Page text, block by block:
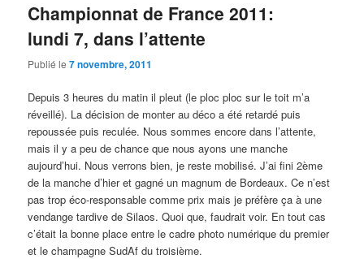
Championnat de France 2011:
lundi 7, dans l’attente
Publié le7 novembre, 2011
Depuis 3 heures du matin il pleut (le ploc ploc sur le toit m’a
réveillé). La décision de monter au déco a été retardé puis
repoussée puis reculée. Nous sommes encore dans l’attente,
mais il y a peu de chance que nous ayons une manche
aujourd’hui. Nous verrons bien, je reste mobilisé. J’ai fini 2ème
de la manche d’hier et gagné un magnum de Bordeaux. Ce n’est
pas trop éco-responsable comme prix mais je préfère ça à une
vendange tardive de Silaos. Quoi que, faudrait voir. En tout cas
c’était la bonne place entre le cadre photo numérique du premier
et le champagne SudAf du troisième.